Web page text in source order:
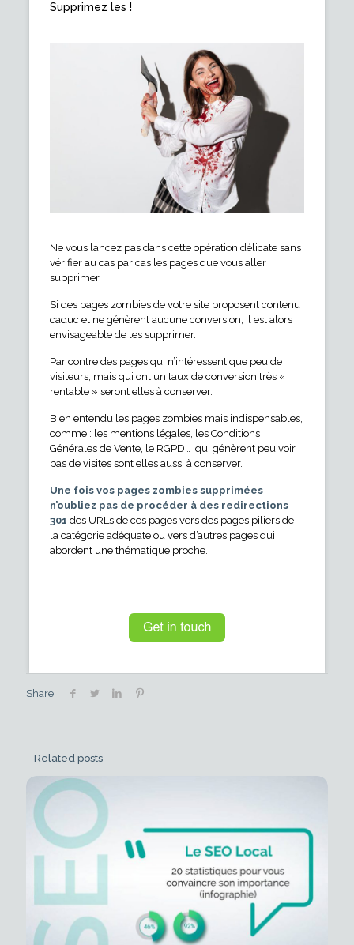
Supprimez les !
Ne vous lancez pas dans cette opération délicate sans
vérifier au cas par cas les pages que vous aller
supprimer.
Si des pages zombies de votre site proposent contenu
caduc et ne génèrent aucune conversion, il est alors
envisageable de les supprimer.
Par contre des pages qui n’intéressent que peu de
visiteurs, mais qui ont un taux de conversion très «
rentable » seront elles à conserver.
Bien entendu les pages zombies mais indispensables,
comme : les mentions légales, les Conditions
Générales de Vente, le RGPD… qui génèrent peu voir
pas de visites sont elles aussi à conserver.
Une fois vos pages zombies supprimées
n’oubliez pas de procéder à des redirections
301 des URLs de ces pages vers des pages piliers de
la catégorie adéquate ou vers d’autres pages qui
abordent une thématique proche.
Share
Related posts